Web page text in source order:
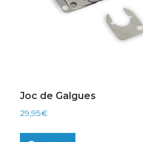
Joc de Galgues
29,95€